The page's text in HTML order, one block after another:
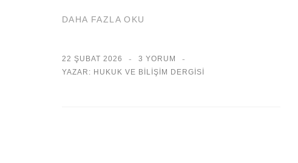
DAHA FAZLA OKU
22 ŞUBAT 2026
3 YORUM
YAZAR: HUKUK VE BILIŞIM DERGISI